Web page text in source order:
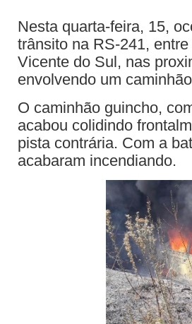
Nesta quarta-feira, 15,
trânsito na RS-241,
Vicente do Sul, nas
envolvendo um
O caminhão guincho,
acabou colidindo
pista contrária. Com a
acabaram incendiando.